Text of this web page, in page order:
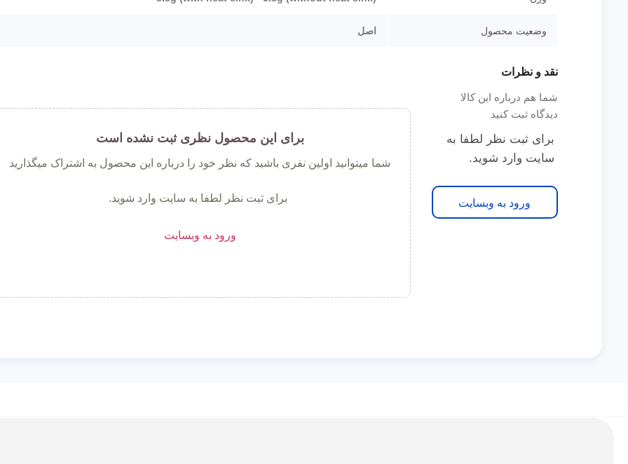
وضعیت محصول اصل
نقد و نظرات
شما هم درباره این کالا
دیدگاه ثبت کنید
برای ثبت نظر لطفا به
سایت وارد شوید.
ورود به وبسایت
برای این محصول نظری ثبت نشده است
شما میتوانید اولین نفری باشید که نظر خود را درباره این محصول به اشتراک میگذارید
برای ثبت نظر لطفا به سایت وارد شوید.
ورود به وبسایت